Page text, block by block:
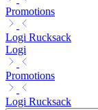
Promotions
Logi Rucksack
Logi
Promotions
Logi Rucksack